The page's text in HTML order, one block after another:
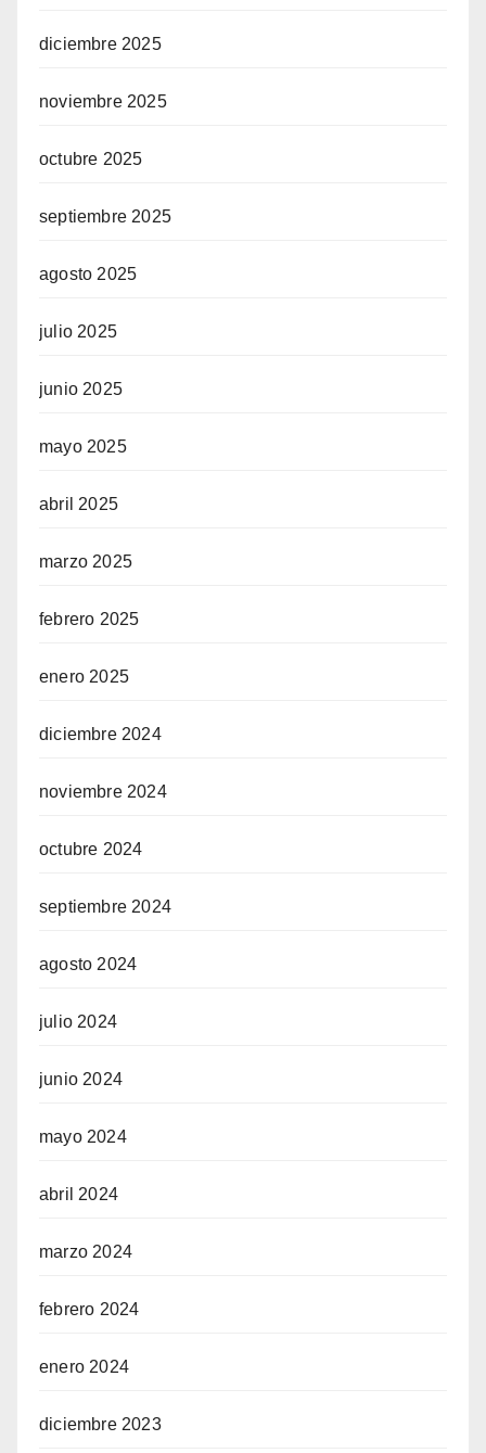
diciembre 2025
noviembre 2025
octubre 2025
septiembre 2025
agosto 2025
julio 2025
junio 2025
mayo 2025
abril 2025
marzo 2025
febrero 2025
enero 2025
diciembre 2024
noviembre 2024
octubre 2024
septiembre 2024
agosto 2024
julio 2024
junio 2024
mayo 2024
abril 2024
marzo 2024
febrero 2024
enero 2024
diciembre 2023